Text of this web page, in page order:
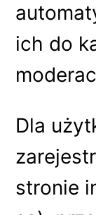
ich do
Dla
stronie